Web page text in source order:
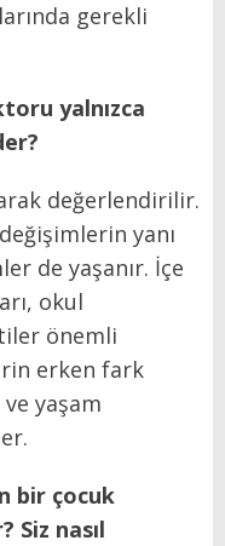
gerekli
yalnızca
değerlendirilir.
yanı
de yaşanır. İçe
okul
önemli
erken fark
yaşam
bir çocuk
nasıl